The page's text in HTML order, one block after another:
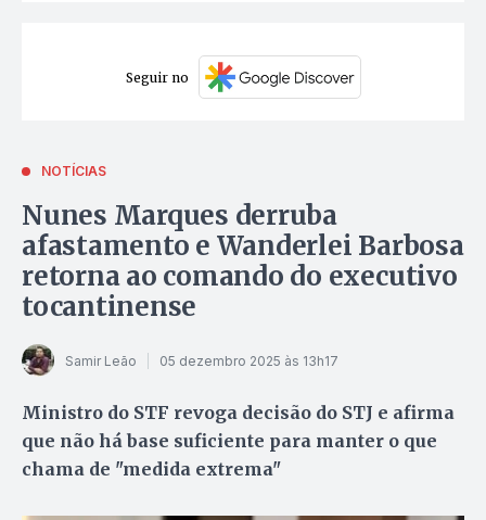
Seguir no
NOTÍCIAS
Nunes Marques derruba
afastamento e Wanderlei Barbosa
retorna ao comando do executivo
tocantinense
Samir Leão 05 dezembro 2025 às 13h17
Ministro do STF revoga decisão do STJ e afirma
que não há base suficiente para manter o que
chama de "medida extrema"